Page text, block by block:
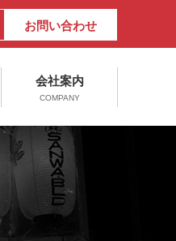
お問い合わせ
会社案内
COMPANY